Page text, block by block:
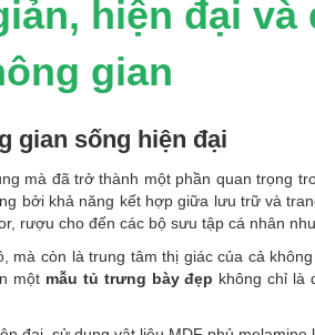
hiện đại và
gian
gian sống hiện đại
mà đã trở thành một phần quan trọng
bởi khả năng kết hợp giữa lưu trữ và
rượu cho đến các bộ sưu tập cá nhân
mà còn là trung tâm thị giác của cả
một mẫu tủ trưng bày đẹp không chỉ là